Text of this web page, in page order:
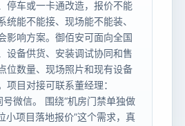
停车或一卡通改造，报价不能
统能不能接、现场能不能装、
影响方案。御佰安可面向全国
设备供货、安装调试协同和售
位数量、现场照片和现有设备
项目对接可联系董经理：
微信。 围绕“机房门禁单独做
小项目落地报价”这个需求，真